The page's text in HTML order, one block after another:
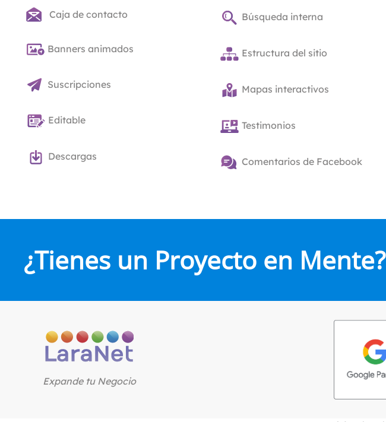
Caja de contacto
Banners animados
Suscripciones
Editable
Descargas
Búsqueda interna
Estructura del sitio
Mapas interactivos
Testimonios
Comentarios de Facebook
¿Tienes un Proyecto en Mente?
Expande tu Negocio